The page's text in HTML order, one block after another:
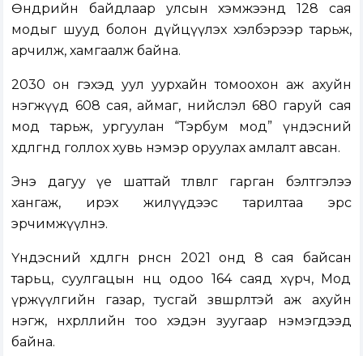
Өнөөдрийн байдлаар улсын хэмжээнд 128 сая
модыг шууд болон дүйцүүлэх хэлбэрээр тарьж,
арчилж, хамгаалж байна.
2030 он гэхэд уул уурхайн томоохон аж ахуйн
нэгжүүд 608 сая, аймаг, нийслэл 680 гаруй сая
мод тарьж, ургуулан “Тэрбум мод” үндэсний
хөдөлгөөнд голлох хувь нэмэр оруулах амлалт авсан.
Энэ дагуу үе шаттай төлөвлөгөө гарган бэлтгэлээ
хангаж, ирэх жилүүдээс тарилтаа эрс
эрчимжүүлнэ.
Үндэсний хөдөлгөөн өрнөсөн 2021 онд 8 сая байсан
тарьц, суулгацын нөөц одоо 164 саяд хүрч, Мод
үржүүлгийн газар, тусгай зөвшөөрөлтэй аж ахуйн
нэгж, нөхөрлөлийн тоо хэдэн зуугаар нэмэгдээд
байна.